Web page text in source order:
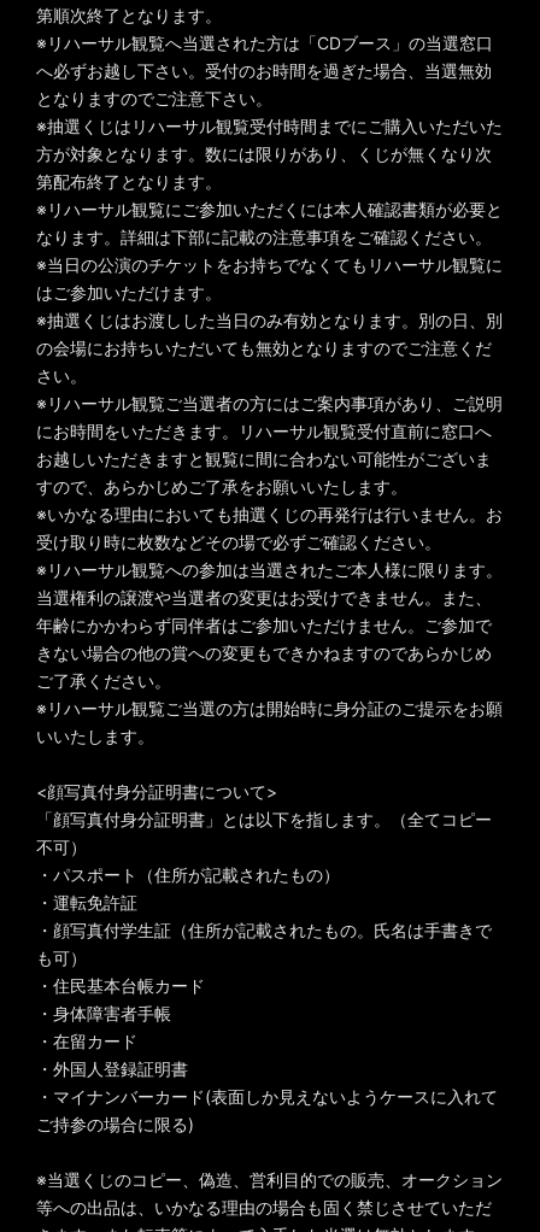
第順次終了となります。
※リハーサル観覧へ当選された方は「CDブース」の当選窓口
へ必ずお越し下さい。受付のお時間を過ぎた場合、当選無効
となりますのでご注意下さい。
※抽選くじはリハーサル観覧受付時間までにご購入いただいた
方が対象となります。数には限りがあり、くじが無くなり次
第配布終了となります。
※リハーサル観覧にご参加いただくには本人確認書類が必要と
なります。詳細は下部に記載の注意事項をご確認ください。
※当日の公演のチケットをお持ちでなくてもリハーサル観覧に
はご参加いただけます。
※抽選くじはお渡しした当日のみ有効となります。別の日、別
の会場にお持ちいただいても無効となりますのでご注意くだ
さい。
※リハーサル観覧ご当選者の方にはご案内事項があり、ご説明
にお時間をいただきます。リハーサル観覧受付直前に窓口へ
お越しいただきますと観覧に間に合わない可能性がございま
すので、あらかじめご了承をお願いいたします。
※いかなる理由においても抽選くじの再発行は行いません。お
受け取り時に枚数などその場で必ずご確認ください。
※リハーサル観覧への参加は当選されたご本人様に限ります。
当選権利の譲渡や当選者の変更はお受けできません。また、
年齢にかかわらず同伴者はご参加いただけません。ご参加で
きない場合の他の賞への変更もできかねますのであらかじめ
ご了承ください。
※リハーサル観覧ご当選の方は開始時に身分証のご提示をお願
いいたします。
<顔写真付身分証明書について>
「顔写真付身分証明書」とは以下を指します。（全てコピー
不可）
・パスポート（住所が記載されたもの）
・運転免許証
・顔写真付学生証（住所が記載されたもの。氏名は手書きで
も可）
・住民基本台帳カード
・身体障害者手帳
・在留カード
・外国人登録証明書
・マイナンバーカード(表面しか見えないようケースに入れて
ご持参の場合に限る)
※当選くじのコピー、偽造、営利目的での販売、オークション
等への出品は、いかなる理由の場合も固く禁じさせていただ